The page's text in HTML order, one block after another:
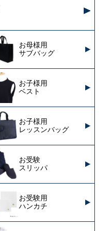
お母様用
サブバッグ
お子様用
ベスト
お子様用
レッスンバッグ
お受験
スリッパ
お受験用
ハンカチ